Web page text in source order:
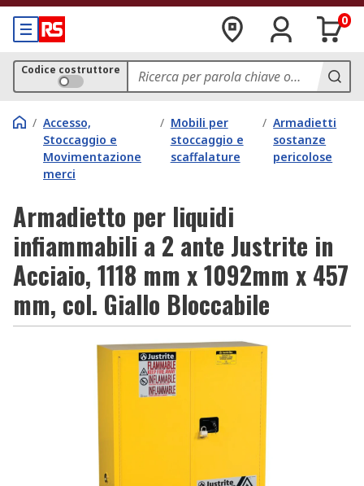
0
Codice costruttore
/ Accesso,
Stoccaggio e
Movimentazione
merci
/ Mobili per
stoccaggio e
scaffalature
/ Armadietti
sostanze
pericolose
Armadietto per liquidi
infiammabili a 2 ante Justrite in
Acciaio, 1118 mm x 1092mm x 457
mm, col. Giallo Bloccabile